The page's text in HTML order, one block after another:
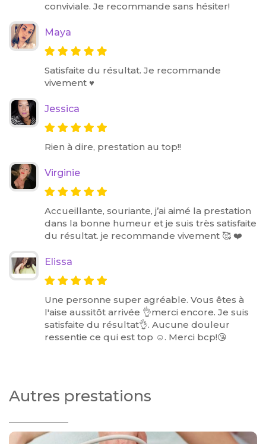
conviviale. Je recommande sans hésiter!
Maya
Satisfaite du résultat. Je recommande
vivement ♥️
Jessica
Rien à dire, prestation au top!!
Virginie
Accueillante, souriante, j’ai aimé la prestation
dans la bonne humeur et je suis très satisfaite
du résultat. je recommande vivement 🥰 ❤️
Elissa
Une personne super agréable. Vous êtes à
l'aise aussitôt arrivée 👌merci encore. Je suis
satisfaite du résultat👌. Aucune douleur
ressentie ce qui est top ☺. Merci bcp!😘
Autres prestations